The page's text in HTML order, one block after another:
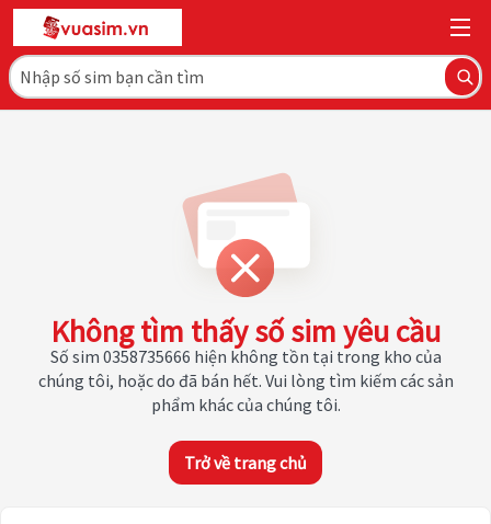
Không tìm thấy số sim yêu cầu
Số sim 0358735666 hiện không tồn tại trong kho của
chúng tôi, hoặc do đã bán hết. Vui lòng tìm kiếm các sản
phẩm khác của chúng tôi.
Trở về trang chủ